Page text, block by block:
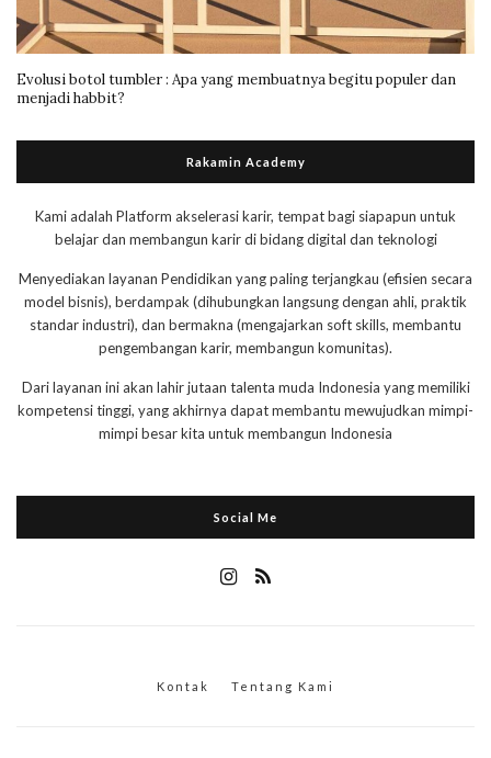
Evolusi botol tumbler : Apa yang membuatnya begitu populer dan
menjadi habbit?
Rakamin Academy
Kami adalah Platform akselerasi karir, tempat bagi siapapun untuk
belajar dan membangun karir di bidang digital dan teknologi
Menyediakan layanan Pendidikan yang paling terjangkau (efisien secara
model bisnis), berdampak (dihubungkan langsung dengan ahli, praktik
standar industri), dan bermakna (mengajarkan soft skills, membantu
pengembangan karir, membangun komunitas).
Dari layanan ini akan lahir jutaan talenta muda Indonesia yang memiliki
kompetensi tinggi, yang akhirnya dapat membantu mewujudkan mimpi-
mimpi besar kita untuk membangun Indonesia
Social Me
Kontak Tentang Kami